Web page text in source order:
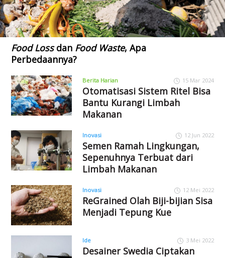
Food Lossdan Food Waste, Apa
Perbedaannya?
Berita Harian 15 Mar 2024
Otomatisasi Sistem Ritel Bisa
Bantu Kurangi Limbah
Makanan
Inovasi 12 Jun 2022
Semen Ramah Lingkungan,
Sepenuhnya Terbuat dari
Limbah Makanan
Inovasi 12 Mei 2022
ReGrained Olah Biji-bijian Sisa
Menjadi Tepung Kue
Ide 3 Mei 2022
Desainer Swedia Ciptakan